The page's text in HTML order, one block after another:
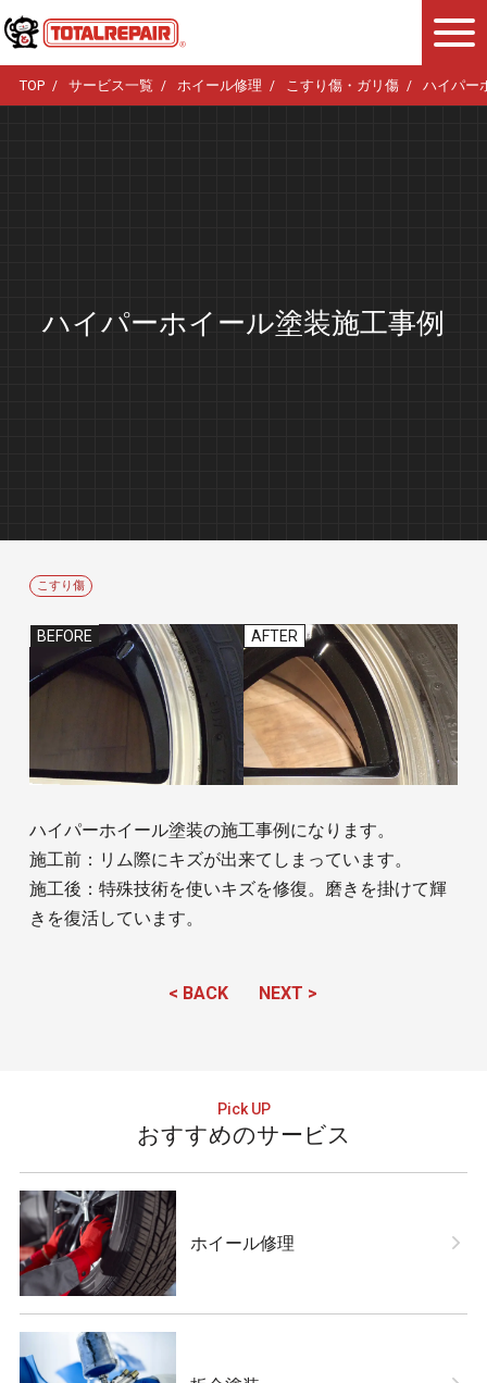
TOP サービス一覧 ホイール修理 こすり傷・ガリ傷 ハイパー
ハイパーホイール塗装施工事例
こすり傷
BEFORE AFTER
ハイパーホイール塗装の施工事例になります。
施工前：リム際にキズが出来てしまっています。
施工後：特殊技術を使いキズを修復。磨きを掛けて輝
きを復活しています。
< BACK NEXT >
おすすめのサービス
ホイール修理